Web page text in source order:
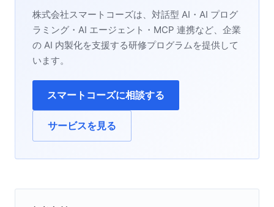
株式会社スマートコーズは、対話型 AI・AI プログ
ラミング・AI エージェント・MCP 連携など、企業
の AI 内製化を支援する研修プログラムを提供して
います。
スマートコーズに相談する
サービスを見る